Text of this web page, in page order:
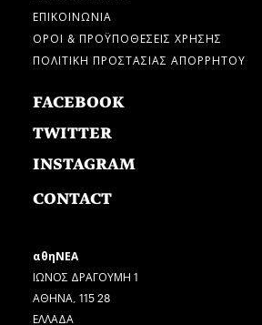
ΕΠΙΚΟΙΝΩΝΙΑ
ΟΡΟΙ & ΠΡΟΫΠΟΘΕΣΕΙΣ ΧΡΗΣΗΣ
ΠΟΛΙΤΙΚΗ ΠΡΟΣΤΑΣΙΑΣ ΑΠΟΡΡΗΤΟΥ
FACEBOOK
TWITTER
INSTAGRAM
CONTACT
αθηΝΕΑ
ΙΩΝΟΣ ΔΡΑΓΟΥΜΗ 1
ΑΘΗΝΑ, 115 28
ΕΛΛΑΔΑ